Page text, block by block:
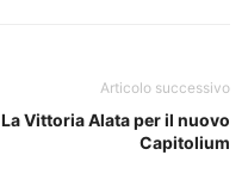
Articolo successivo
La Vittoria Alata per il nuovo
Capitolium